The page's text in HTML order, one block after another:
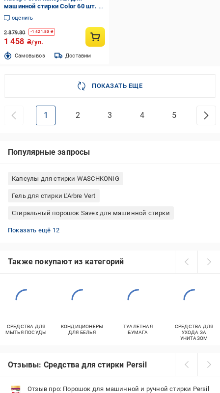
машинной стирки Color 60 шт. +
Universal 60 шт.
оценить
2 879.80 -1 421.80 ₴
1 458 ₴/уп.
Cамовывоз Доставим
ПОКАЗАТЬ ЕЩЕ
1 2 3 4 5
Популярные запросы
Капсулы для стирки WASCHKONIG
Гель для стирки L'Arbre Vert
Стиральный порошок Savex для машинной стирки
Капсулы для стирки Dash
Капсулы Persil для цветного белья
Гель для стирки Galax
Капсулы Ariel для черного белья
Frosch для цветного белья
Гель для стирки Ariel
Гипоаллергенный гель для стирки
Гель для стирки Soft
Гель для стирки Miele
Gallus гель для стирки
Гель для стирки PROservice
Капсулы для стирки цветного белья
Показать ещё 12
Также покупают из категорий
СРЕДСТВА ДЛЯ
МЫТЬЯ ПОСУДЫ
КОНДИЦИОНЕРЫ
ДЛЯ БЕЛЬЯ
ТУАЛЕТНАЯ
БУМАГА
СРЕДСТВА ДЛЯ
УХОДА ЗА
УНИТАЗОМ
Отзывы: Средства для стирки Persil
Отзыв про: Порошок для машинной и ручной стирки Persil